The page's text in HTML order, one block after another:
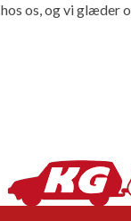
hos os, og vi glæder